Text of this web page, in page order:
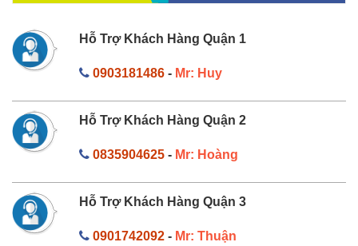
Hỗ Trợ Khách Hàng Quận 1
0903181486- Mr: Huy
Hỗ Trợ Khách Hàng Quận 2
0835904625- Mr: Hoàng
Hỗ Trợ Khách Hàng Quận 3
0901742092- Mr: Thuận